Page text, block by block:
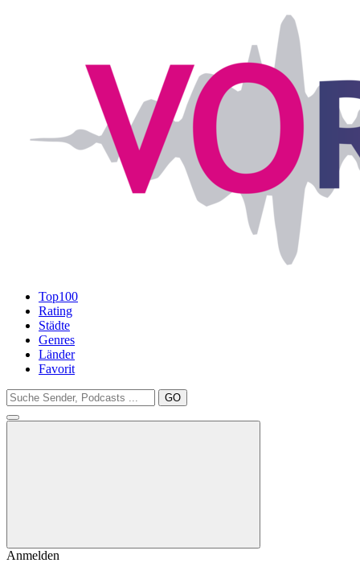
Top100
Rating
Städte
Genres
Länder
Favorit
GO
Anmelden